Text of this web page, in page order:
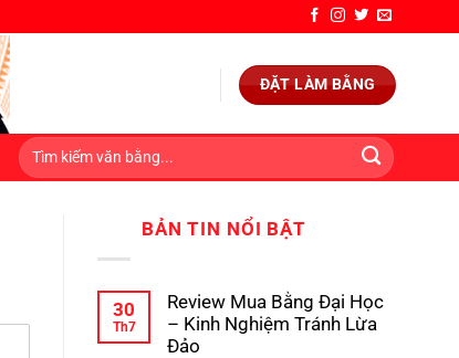
ĐẶT LÀM BẰNG
BẢN TIN NỔI BẬT
30
Th7
Review Mua Bằng Đại Học
– Kinh Nghiệm Tránh Lừa
Đảo